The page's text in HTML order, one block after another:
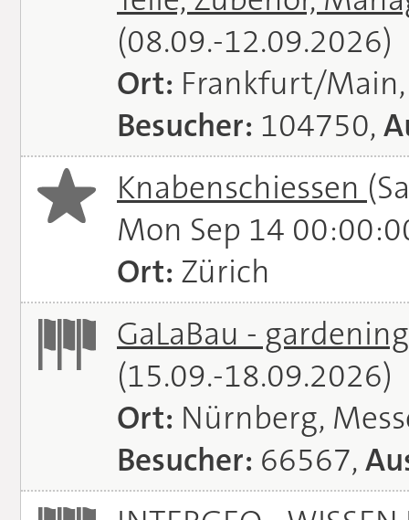
(08.09.-12.09.2026)
Ort: Frankfurt/
Besucher: 104750,
Knabenschiessen
Mon Sep 14
Ort: Zürich
GaLaBau -
(15.09.-18.09.2026)
Ort: Nürnberg,
Besucher: 66567,